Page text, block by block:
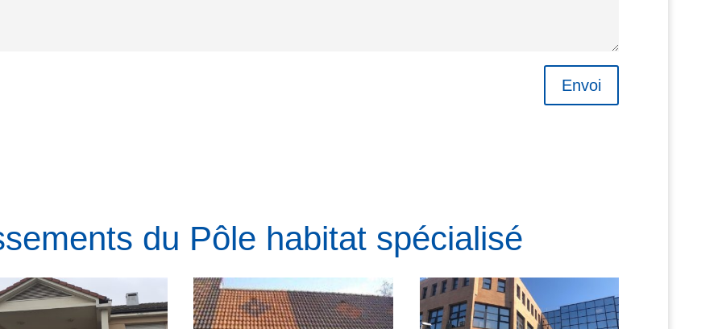
Envoi
du Pôle habitat spécialisé